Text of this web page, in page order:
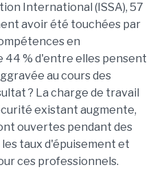
International (ISSA), 57
avoir été touchées par
en
44 % d'entre elles pensent
au cours des
? La charge de travail
existant augmente,
ouvertes pendant des
les taux d'épuisement et
ces professionnels.